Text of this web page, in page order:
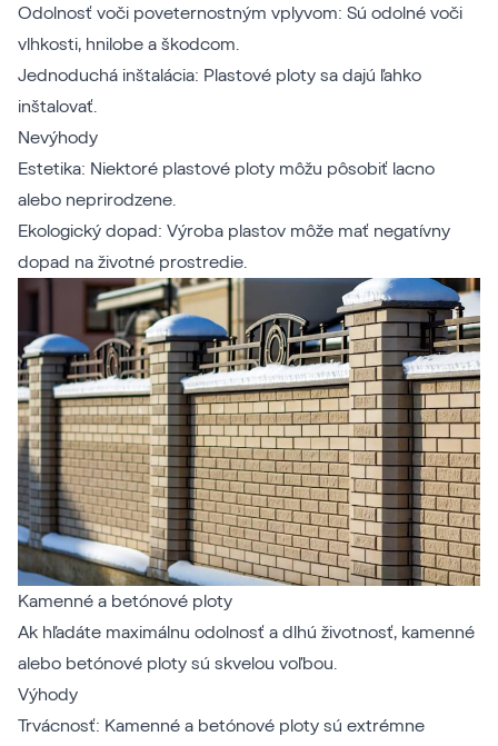
Odolnosť voči poveternostným vplyvom: Sú odolné voči
vlhkosti, hnilobe a škodcom.
Jednoduchá inštalácia: Plastové ploty sa dajú ľahko
inštalovať.
Nevýhody
Estetika: Niektoré plastové ploty môžu pôsobiť lacno
alebo neprirodzene.
Ekologický dopad: Výroba plastov môže mať negatívny
dopad na životné prostredie.
Kamenné a betónové ploty
Ak hľadáte maximálnu odolnosť a dlhú životnosť, kamenné
alebo betónové ploty sú skvelou voľbou.
Výhody
Trvácnosť: Kamenné a betónové ploty sú extrémne